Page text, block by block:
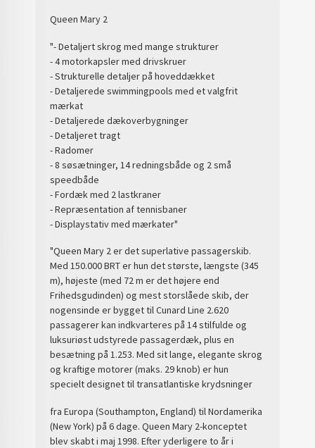
Queen Mary 2
"- Detaljert skrog med mange strukturer
- 4 motorkapsler med drivskruer
- Strukturelle detaljer på hoveddækket
- Detaljerede swimmingpools med et valgfrit
mærkat
- Detaljerede dækoverbygninger
- Detaljeret tragt
- Radomer
- 8 søsætninger, 14 redningsbåde og 2 små
speedbåde
- Fordæk med 2 lastkraner
- Repræsentation af tennisbaner
- Displaystativ med mærkater"
"Queen Mary 2 er det superlative passagerskib.
Med 150.000 BRT er hun det største, længste (345
m), højeste (med 72 m er det højere end
Frihedsgudinden) og mest storslåede skib, der
nogensinde er bygget til Cunard Line 2.620
passagerer kan indkvarteres på 14 stilfulde og
luksuriøst udstyrede passagerdæk, plus en
besætning på 1.253. Med sit lange, elegante skrog
og kraftige motorer (maks. 29 knob) er hun
specielt designet til transatlantiske krydsninger
fra Europa (Southampton, England) til Nordamerika
(New York) på 6 dage. Queen Mary 2-konceptet
blev skabt i maj 1998. Efter yderligere to år i